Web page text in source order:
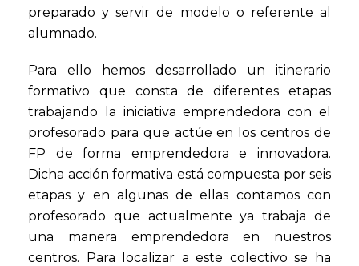
preparado y servir de modelo o referente al
alumnado.
Para ello hemos desarrollado un itinerario
formativo que consta de diferentes etapas
trabajando la iniciativa emprendedora con el
profesorado para que actúe en los centros de
FP de forma emprendedora e innovadora.
Dicha acción formativa está compuesta por seis
etapas y en algunas de ellas contamos con
profesorado que actualmente ya trabaja de
una manera emprendedora en nuestros
centros. Para localizar a este colectivo se ha